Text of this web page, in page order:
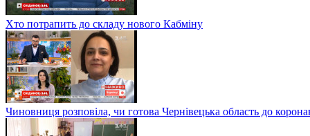
Хто потрапить до складу нового Кабміну
Чиновниця розповіла, чи готова Чернівецька область до